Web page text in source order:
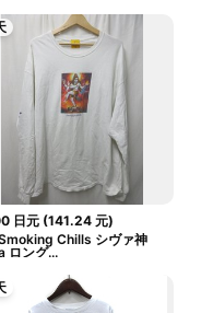
日元 (141.24 元)
Chills シヴァ神
ロング...